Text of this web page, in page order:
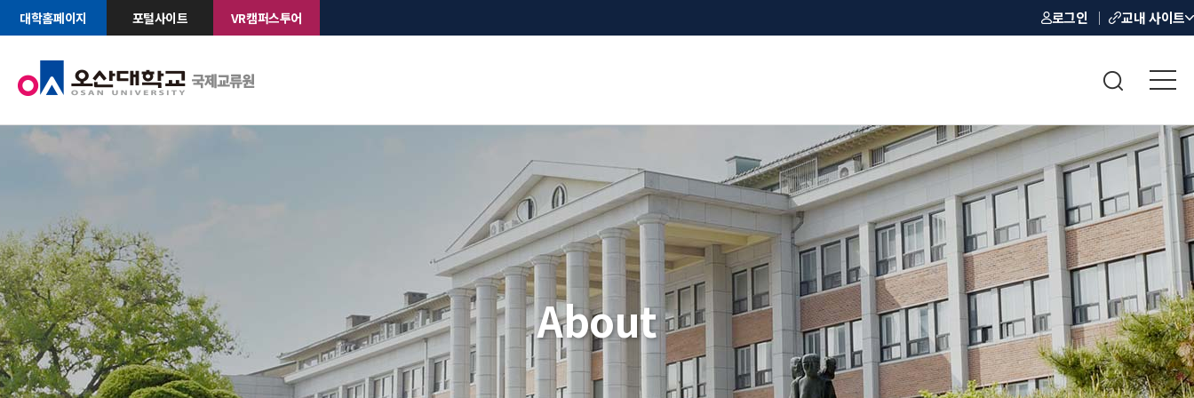
대학홈페이지 포털사이트 VR캠퍼스투어 로그인 교내 사이트
About